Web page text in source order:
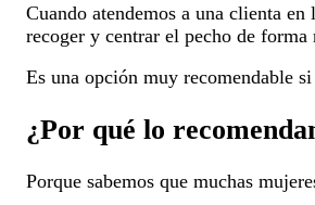
Cuando atendemos a una clienta
recoger y centrar el pecho de
Es una opción muy recomendable
¿Por qué lo
Porque sabemos que muchas